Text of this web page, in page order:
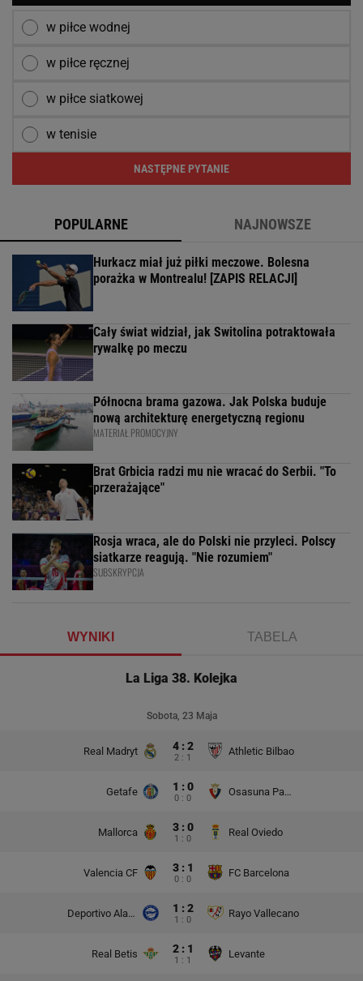
w piłce wodnej
w piłce ręcznej
w piłce siatkowej
w tenisie
NASTĘPNE PYTANIE
POPULARNE NAJNOWSZE
Hurkacz miał już piłki meczowe. Bolesna
porażka w Montrealu! [ZAPIS RELACJI]
Cały świat widział, jak Switolina potraktowała
rywalkę po meczu
Północna brama gazowa. Jak Polska buduje
nową architekturę energetyczną regionu
MATERIAŁ PROMOCYJNY
Brat Grbicia radzi mu nie wracać do Serbii. "To
przerażające"
Rosja wraca, ale do Polski nie przyleci. Polscy
siatkarze reagują. "Nie rozumiem"
SUBSKRYPCJA
WYNIKI TABELA
La Liga 38. Kolejka
Sobota, 23 Maja
Real Madryt 4 : 2
2 : 1
Athletic Bilbao
Getafe 1 : 0
0 : 0
Osasuna Pampeluna
Mallorca 3 : 0
1 : 0
Real Oviedo
Valencia CF 3 : 1
0 : 0
FC Barcelona
Deportivo Alaves 1 : 2
1 : 0
Rayo Vallecano
Real Betis 2 : 1
1 : 1
Levante